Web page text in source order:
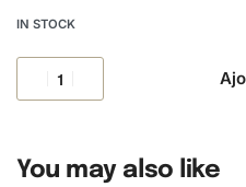
IN STOCK
You may also like